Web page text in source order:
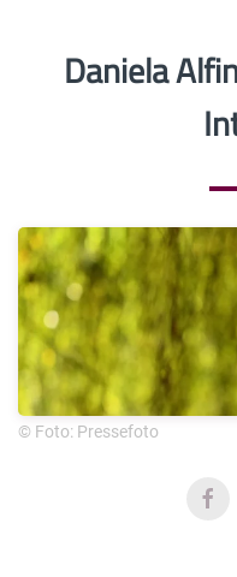
Daniela
© Foto: Pressefoto